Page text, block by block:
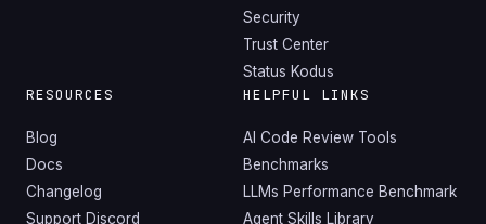
Security
Trust Center
Status Kodus
RESOURCES
Blog
Docs
Changelog
Support Discord
HELPFUL LINKS
AI Code Review Tools
Benchmarks
LLMs Performance Benchmark
Agent Skills Library